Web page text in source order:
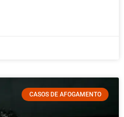
CASOS DE AFOGAMENTO